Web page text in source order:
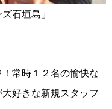
石垣島」
常時１２名の愉快な
好きな新規スタッフ